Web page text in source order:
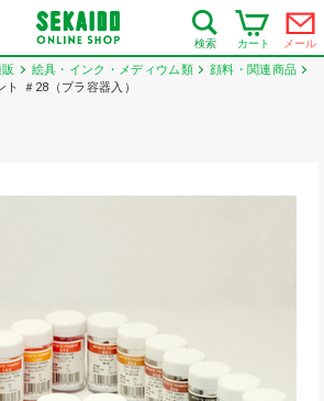
検索 カート メール
絵具・インク・メディウム類
顔料・関連商品
＃28（プラ容器入）